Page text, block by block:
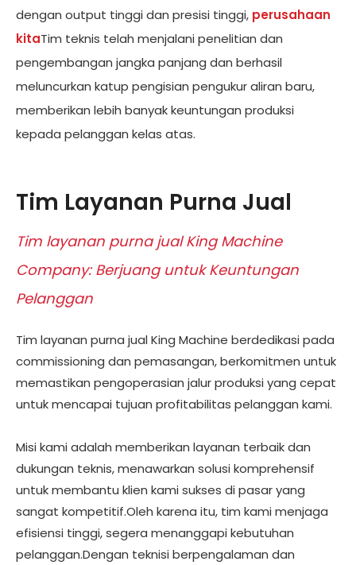
dengan output tinggi dan presisi tinggi, perusahaan
kitaTim teknis telah menjalani penelitian dan
pengembangan jangka panjang dan berhasil
meluncurkan katup pengisian pengukur aliran baru,
memberikan lebih banyak keuntungan produksi
kepada pelanggan kelas atas.
Tim Layanan Purna Jual
Tim layanan purna jual King Machine
Company: Berjuang untuk Keuntungan
Pelanggan
Tim layanan purna jual King Machine berdedikasi pada
commissioning dan pemasangan, berkomitmen untuk
memastikan pengoperasian jalur produksi yang cepat
untuk mencapai tujuan profitabilitas pelanggan kami.
Misi kami adalah memberikan layanan terbaik dan
dukungan teknis, menawarkan solusi komprehensif
untuk membantu klien kami sukses di pasar yang
sangat kompetitif.Oleh karena itu, tim kami menjaga
efisiensi tinggi, segera menanggapi kebutuhan
pelanggan.Dengan teknisi berpengalaman dan